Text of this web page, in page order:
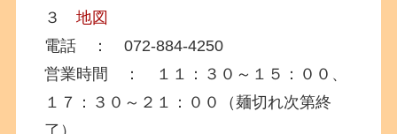
３地図
電話 ： 072-884-4250
営業時間 ： １１：３０～１５：００、
１７：３０～２１：００（麺切れ次第終